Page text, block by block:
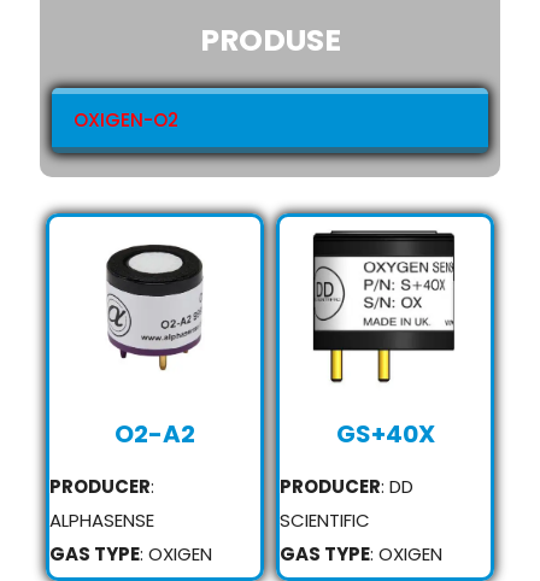
PRODUSE
OXIGEN-O2
O2-A2
PRODUCER:
ALPHASENSE
GAS TYPE: OXIGEN
GS+40X
PRODUCER: DD
SCIENTIFIC
GAS TYPE: OXIGEN